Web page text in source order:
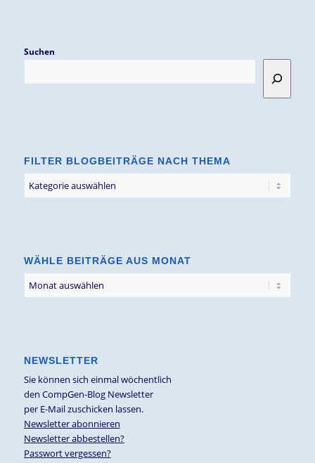
Suchen
FILTER BLOGBEITRÄGE NACH THEMA
Blogbeiträge
WÄHLE BEITRÄGE AUS MONAT
NEWSLETTER
Sie können sich einmal wöchentlich
den CompGen-Blog Newsletter
per E-Mail zuschicken lassen.
Newsletter abonnieren
Newsletter abbestellen?
Passwort vergessen?